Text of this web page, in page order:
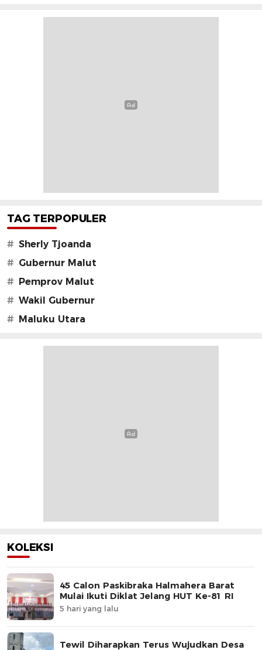
TAG TERPOPULER
# Sherly Tjoanda
# Gubernur Malut
# Pemprov Malut
# Wakil Gubernur
# Maluku Utara
KOLEKSI
45 Calon Paskibraka Halmahera Barat
Mulai Ikuti Diklat Jelang HUT Ke-81 RI
5 hari yang lalu
Tewil Diharapkan Terus Wujudkan Desa